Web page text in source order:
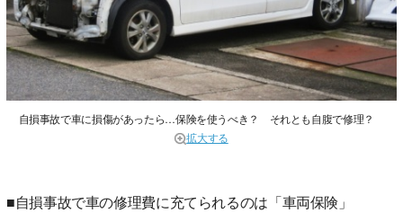
自損事故で車に損傷があったら…保険を使うべき？ それとも自腹で修理？
拡大する
■自損事故で車の修理費に充てられるのは「車両保険」